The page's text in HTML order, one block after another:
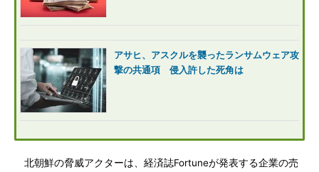
アサヒ、アスクルを襲ったランサムウェア攻
撃の共通項 侵入許した死角は
北朝鮮の脅威アクターは、経済誌Fortuneが発表する企業の売